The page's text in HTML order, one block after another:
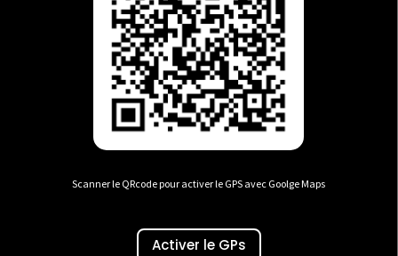
Scanner le QRcode pour activer le GPS avec Goolge Maps
Activer le GPs